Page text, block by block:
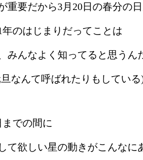
重要だから3月20日の春分の
年のはじまりだってことは
みんなよく知ってると思うん
なんて呼ばれたりもしている
までの間に
て欲しい星の動きがこんなに